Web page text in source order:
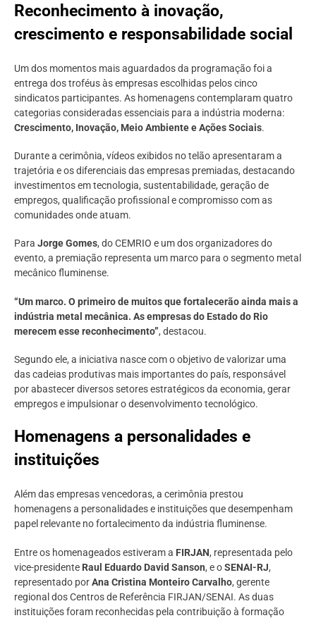
Reconhecimento à inovação,
crescimento e responsabilidade social
Um dos momentos mais aguardados da programação foi a
entrega dos troféus às empresas escolhidas pelos cinco
sindicatos participantes. As homenagens contemplaram quatro
categorias consideradas essenciais para a indústria moderna:
Crescimento, Inovação, Meio Ambiente e Ações Sociais.
Durante a cerimônia, vídeos exibidos no telão apresentaram a
trajetória e os diferenciais das empresas premiadas, destacando
investimentos em tecnologia, sustentabilidade, geração de
empregos, qualificação profissional e compromisso com as
comunidades onde atuam.
Para Jorge Gomes, do CEMRIO e um dos organizadores do
evento, a premiação representa um marco para o segmento metal
mecânico fluminense.
“Um marco. O primeiro de muitos que fortalecerão ainda mais a
indústria metal mecânica. As empresas do Estado do Rio
merecem esse reconhecimento”, destacou.
Segundo ele, a iniciativa nasce com o objetivo de valorizar uma
das cadeias produtivas mais importantes do país, responsável
por abastecer diversos setores estratégicos da economia, gerar
empregos e impulsionar o desenvolvimento tecnológico.
Homenagens a personalidades e
instituições
Além das empresas vencedoras, a cerimônia prestou
homenagens a personalidades e instituições que desempenham
papel relevante no fortalecimento da indústria fluminense.
Entre os homenageados estiveram a FIRJAN, representada pelo
vice-presidente Raul Eduardo David Sanson, e oSENAI-RJ,
representado porAna Cristina Monteiro Carvalho, gerente
regional dos Centros de Referência FIRJAN/SENAI. As duas
instituições foram reconhecidas pela contribuição à formação